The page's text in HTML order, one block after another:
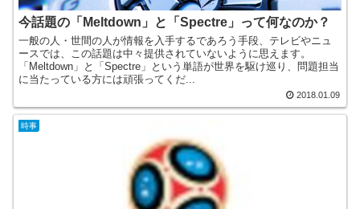
今話題の「Meltdown」と「Spectre」って何なのか？
一般の人・世間の人が情報を入手するであろう手段、テレビやニュ
ースでは、この話題は中々提供されていないように思えます。
「Meltdown」と「Spectre」という単語が世界を駆け巡り、問題担当
に当たっている方には頑張ってくだ...
2018.01.09
時事